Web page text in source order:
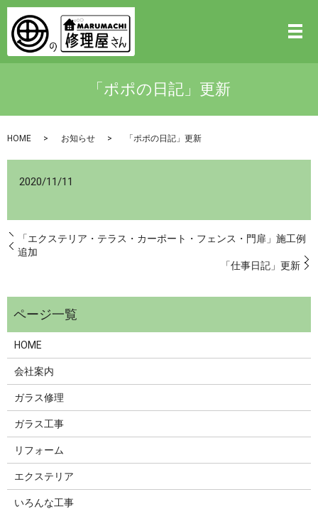
「ポポの日記」更新
HOME お知らせ 「ポポの日記」更新
2020/11/11
「エクステリア・テラス・カーポート・フェンス・門扉」施工例
追加
「仕事日記」更新
HOME
会社案内
ガラス修理
ガラス工事
リフォーム
エクステリア
いろんな工事